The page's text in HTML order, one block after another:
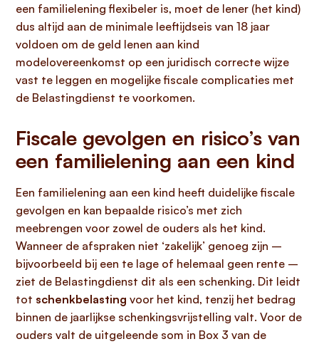
een familielening flexibeler is, moet de lener (het kind)
dus altijd aan de minimale leeftijdseis van 18 jaar
voldoen om de geld lenen aan kind
modelovereenkomst op een juridisch correcte wijze
vast te leggen en mogelijke fiscale complicaties met
de Belastingdienst te voorkomen.
Fiscale gevolgen en risico’s van
een familielening aan een kind
Een familielening aan een kind heeft duidelijke fiscale
gevolgen en kan bepaalde risico’s met zich
meebrengen voor zowel de ouders als het kind.
Wanneer de afspraken niet ‘zakelijk’ genoeg zijn –
bijvoorbeeld bij een te lage of helemaal geen rente –
ziet de Belastingdienst dit als een schenking. Dit leidt
tot schenkbelasting voor het kind, tenzij het bedrag
binnen de jaarlijkse schenkingsvrijstelling valt. Voor de
ouders valt de uitgeleende som in Box 3 van de